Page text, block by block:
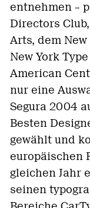
entnehmen –
Directors
Arts, dem
New York
American
nur eine
Segura 2004
Besten
gewählt und
europäischen
gleichen Jahr
seinen